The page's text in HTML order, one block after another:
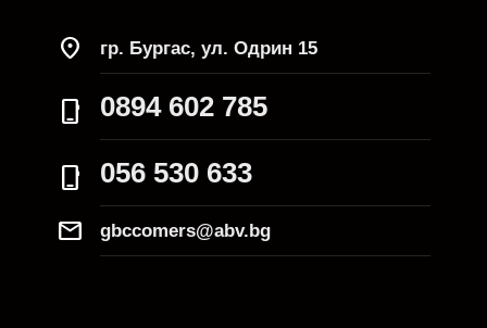
location_on гр. Бургас, ул. Одрин 15
phone_iphone 0894 602 785
phone_iphone 056 530 633
Mail gbccomers@abv.bg